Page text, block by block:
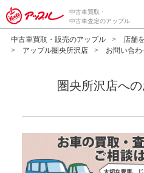
中古車買取・
中古車査定のアップル
中古車買取・販売のアップル 店舗
アップル圏央所沢店
お問い合わ
圏央所沢店へ